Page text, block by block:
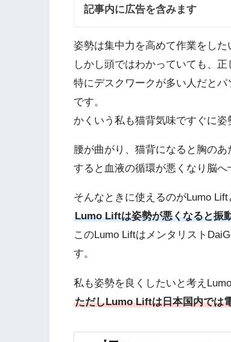
記事内に広告を含みます
姿勢は集中力を高めて作業をした
しかし頭ではわかっていても、
特にデスクワークが多い人だと
です。
かくいう私も猫背気味ですぐに姿
腰が曲がり、猫背になると胸のあ
すると血液の循環が悪くなり脳へ
そんなときに使えるのがLumo Lift
Lumo Liftは姿勢が悪くなると振
このLumo Liftはメンタリスト
す。
私も姿勢を良くしたいと考え
ただしLumo Liftは日本国内では